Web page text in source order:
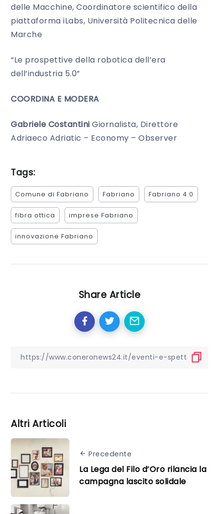
delle Macchine, Coordinatore scientifico della
piattaforma iLabs, Università Politecnica delle
Marche
“Le prospettive della robotica dell’era
dell’industria 5.0”
COORDINA E MODERA
Gabriele Costantini Giornalista, Direttore
Adriaeco Adriatic – Economy – Observer
Tags:
Comune di Fabriano Fabriano Fabriano 4.0
fibra ottica imprese Fabriano
innovazione Fabriano
Share Article
Altri Articoli
Precedente
La Lega del Filo d’Oro rilancia la
campagna lascito solidale